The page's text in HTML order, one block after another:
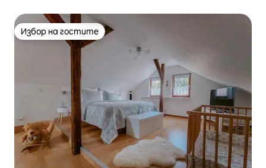
Избор на гостите
Избор на гостите